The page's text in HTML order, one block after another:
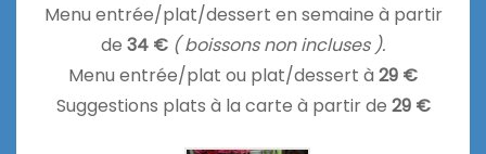
Menu entrée/plat/dessert en semaine à partir
de 34 € ( boissons non incluses ).
Menu entrée/plat ou plat/dessert à 29 €
Suggestions plats à la carte à partir de 29 €